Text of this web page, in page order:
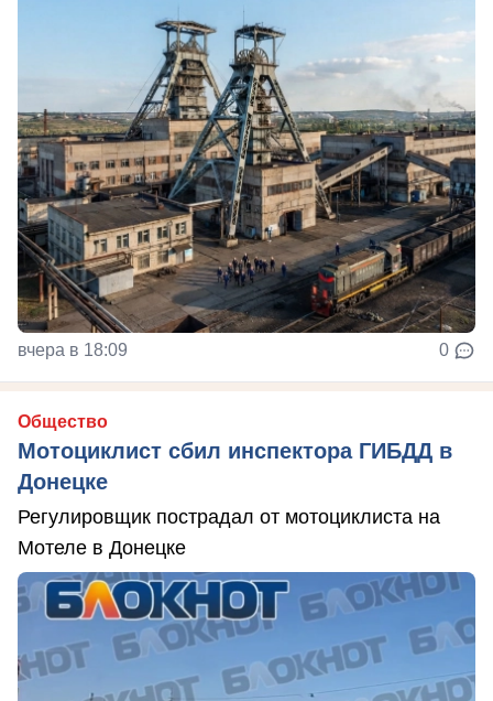
вчера в 18:09 0
Общество
Мотоциклист сбил инспектора ГИБДД в
Донецке
Регулировщик пострадал от мотоциклиста на
Мотеле в Донецке